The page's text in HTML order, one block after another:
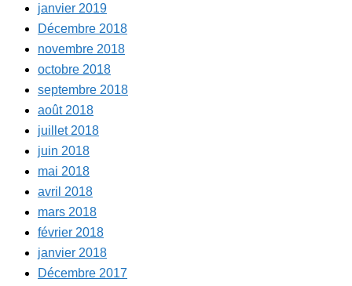
janvier 2019
Décembre 2018
novembre 2018
octobre 2018
septembre 2018
août 2018
juillet 2018
juin 2018
mai 2018
avril 2018
mars 2018
février 2018
janvier 2018
Décembre 2017